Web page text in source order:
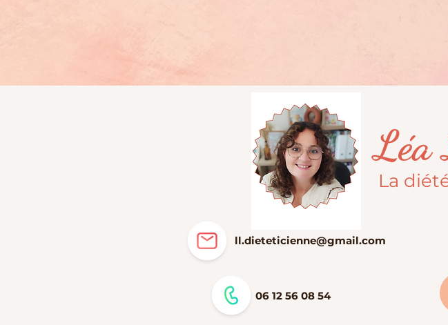
Léa
La
ll.dieteticienne@gmail.com
06 12 56 08 54